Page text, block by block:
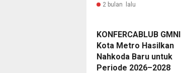
2 bulan lalu
KONFERCABLUB GMNI
Kota Metro Hasilkan
Nahkoda Baru untuk
Periode 2026–2028